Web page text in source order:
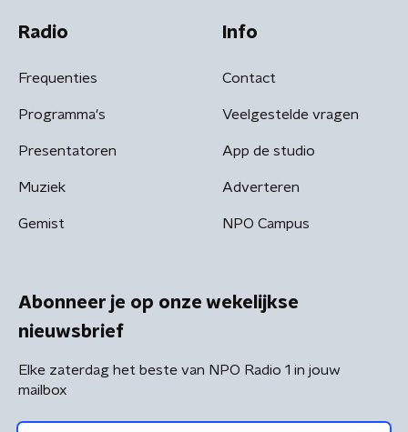
Radio
Frequenties
Programma's
Presentatoren
Muziek
Gemist
Info
Contact
Veelgestelde vragen
App de studio
Adverteren
NPO Campus
Abonneer je op onze wekelijkse
nieuwsbrief
Elke zaterdag het beste van NPO Radio 1 in jouw
mailbox